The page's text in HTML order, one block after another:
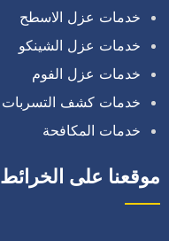
خدمات عزل الاسطح
خدمات عزل الشينكو
خدمات عزل الفوم
خدمات كشف التسربات
خدمات المكافحة
موقعنا على الخرائط